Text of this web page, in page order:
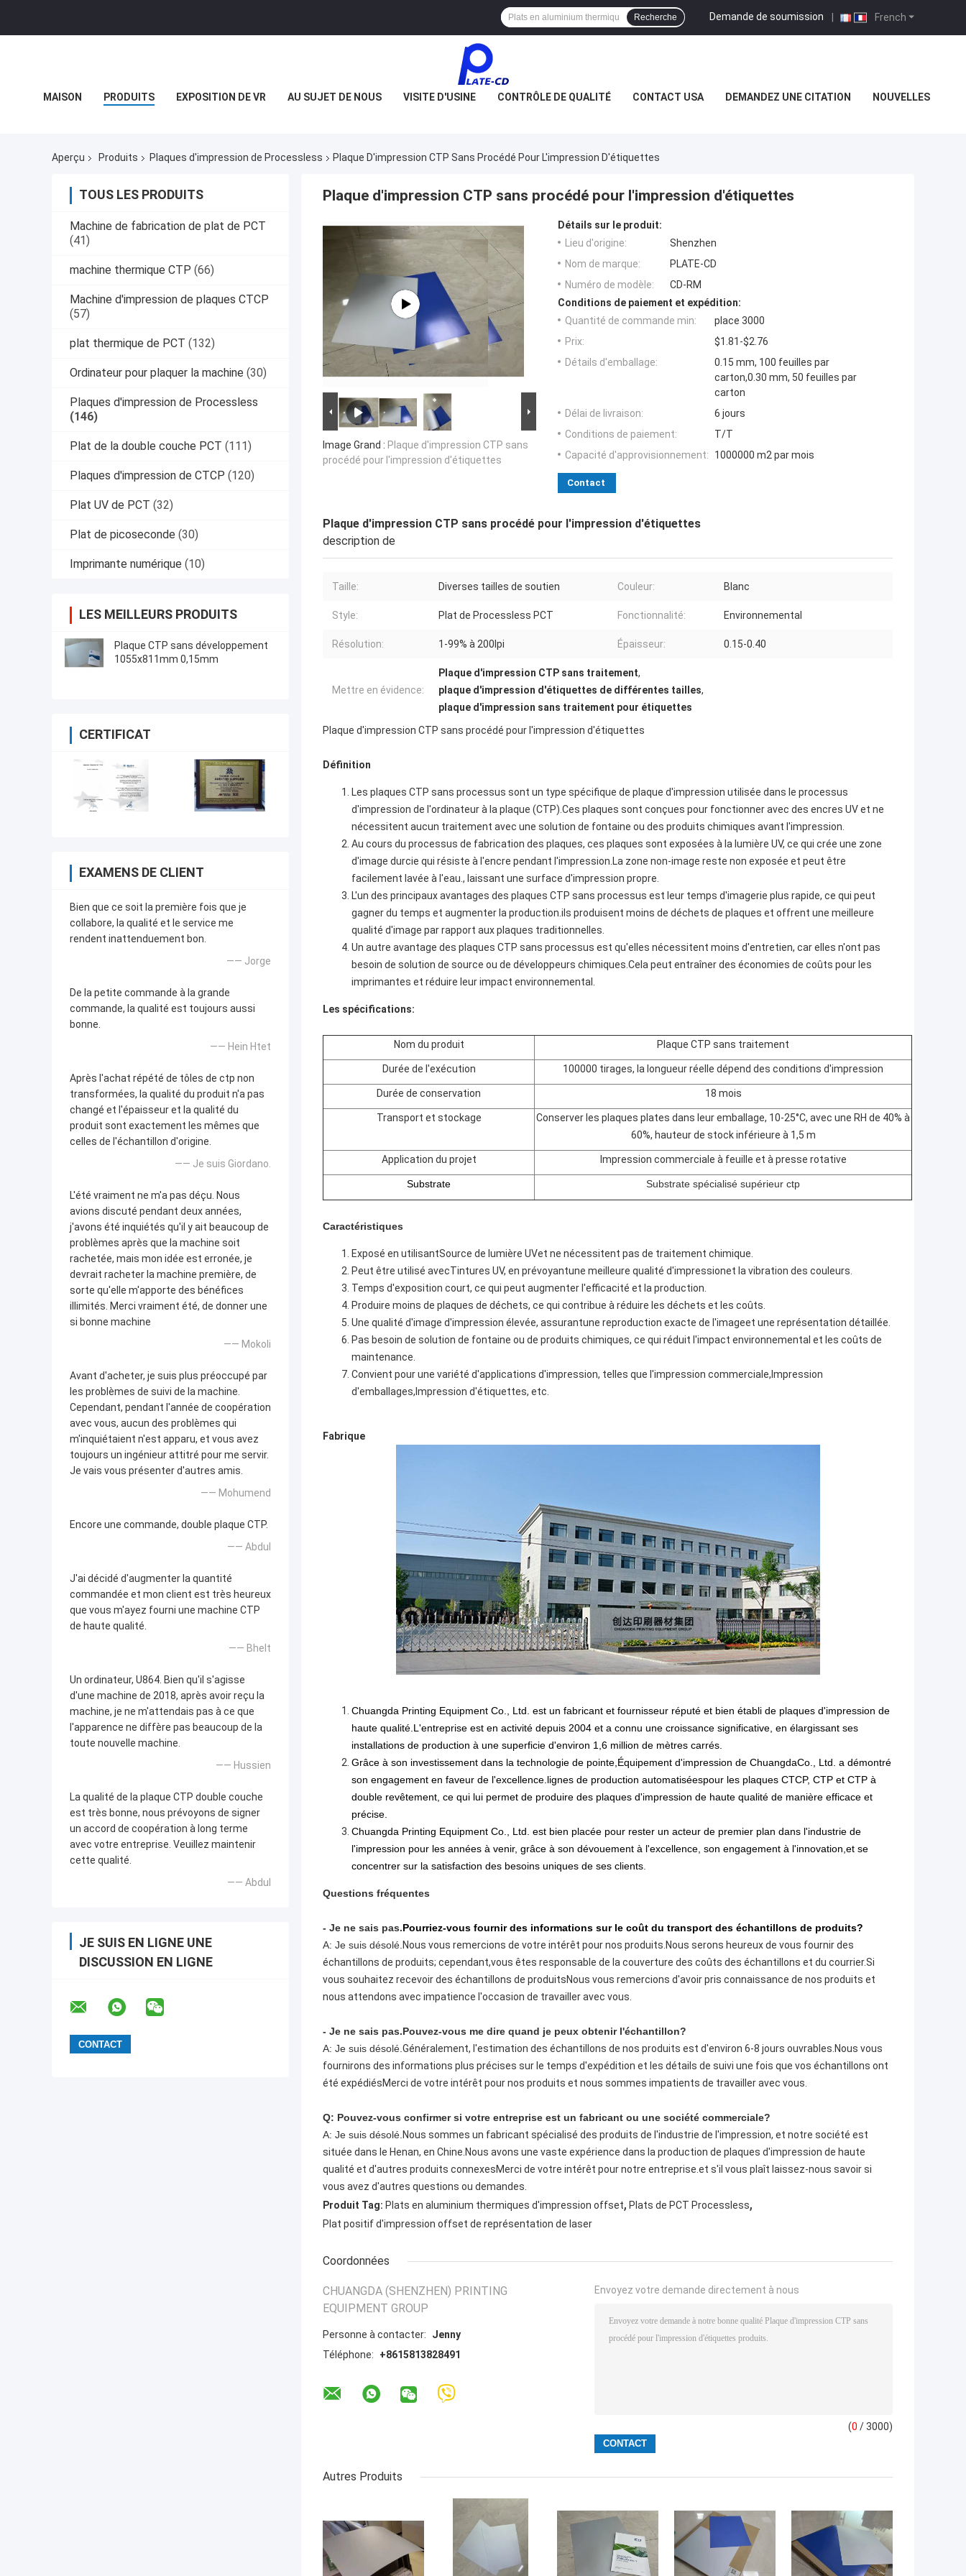
French
Demande de soumission |
Recherche
MAISON PRODUITS EXPOSITION DE VR AU SUJET DE NOUS VISITE D'USINE CONTRÔLE DE QUALITÉ CONTACT USA DEMANDEZ UNE CITATION NOUVELLES
Aperçu Produits Plaques d'impression de Processless Plaque D'impression CTP Sans Procédé Pour L'impression D'étiquettes
TOUS LES PRODUITS
Machine de fabrication de plat de PCT
(41)
machine thermique CTP (66)
Machine d'impression de plaques CTCP
(57)
plat thermique de PCT (132)
Ordinateur pour plaquer la machine (30)
Plaques d'impression de Processless
(146)
Plat de la double couche PCT (111)
Plaques d'impression de CTCP (120)
Plat UV de PCT (32)
Plat de picoseconde (30)
Imprimante numérique (10)
LES MEILLEURS PRODUITS
Plaque CTP sans développement
1055x811mm 0,15mm
CERTIFICAT
EXAMENS DE CLIENT
Bien que ce soit la première fois que je
collabore, la qualité et le service me
rendent inattenduement bon.
—— Jorge
De la petite commande à la grande
commande, la qualité est toujours aussi
bonne.
—— Hein Htet
Après l'achat répété de tôles de ctp non
transformées, la qualité du produit n'a pas
changé et l'épaisseur et la qualité du
produit sont exactement les mêmes que
celles de l'échantillon d'origine.
—— Je suis Giordano.
L'été vraiment ne m'a pas déçu. Nous
avions discuté pendant deux années,
j'avons été inquiétés qu'il y ait beaucoup de
problèmes après que la machine soit
rachetée, mais mon idée est erronée, je
devrait racheter la machine première, de
sorte qu'elle m'apporte des bénéfices
illimités. Merci vraiment été, de donner une
si bonne machine
—— Mokoli
Avant d'acheter, je suis plus préoccupé par
les problèmes de suivi de la machine.
Cependant, pendant l'année de coopération
avec vous, aucun des problèmes qui
m'inquiétaient n'est apparu, et vous avez
toujours un ingénieur attitré pour me servir.
Je vais vous présenter d'autres amis.
—— Mohumend
Encore une commande, double plaque CTP.
—— Abdul
J'ai décidé d'augmenter la quantité
commandée et mon client est très heureux
que vous m'ayez fourni une machine CTP
de haute qualité.
—— Bhelt
Un ordinateur, U864. Bien qu'il s'agisse
d'une machine de 2018, après avoir reçu la
machine, je ne m'attendais pas à ce que
l'apparence ne diffère pas beaucoup de la
toute nouvelle machine.
—— Hussien
La qualité de la plaque CTP double couche
est très bonne, nous prévoyons de signer
un accord de coopération à long terme
avec votre entreprise. Veuillez maintenir
cette qualité.
—— Abdul
JE SUIS EN LIGNE UNE
DISCUSSION EN LIGNE
Plaque d'impression CTP sans procédé pour l'impression d'étiquettes
Image Grand : Plaque d'impression CTP sans
procédé pour l'impression d'étiquettes
Détails sur le produit:
Lieu d'origine:
Shenzhen
Nom de marque:
PLATE-CD
Numéro de modèle:
CD-RM
Conditions de paiement et expédition:
Quantité de commande min:
place 3000
Prix:
$1.81-$2.76
Détails d'emballage:
0.15 mm, 100 feuilles par
carton,0.30 mm, 50 feuilles par
carton
Délai de livraison:
6 jours
Conditions de paiement:
T/T
Capacité d'approvisionnement:
1000000 m2 par mois
Contact
Plaque d'impression CTP sans procédé pour l'impression d'étiquettes
description de
Taille: Diverses tailles de soutien Couleur: Blanc
Style: Plat de Processless PCT Fonctionnalité: Environnemental
Résolution: 1-99% à 200lpi Épaisseur: 0.15-0.40
Mettre en évidence:
Plaque d'impression CTP sans traitement,
plaque d'impression d'étiquettes de différentes tailles,
plaque d'impression sans traitement pour étiquettes
Plaque d'impression CTP sans procédé pour l'impression d'étiquettes
Définition
Les plaques CTP sans processus sont un type spécifique de plaque d'impression utilisée dans le processus
d'impression de l'ordinateur à la plaque (CTP).Ces plaques sont conçues pour fonctionner avec des encres UV et ne
nécessitent aucun traitement avec une solution de fontaine ou des produits chimiques avant l'impression.
Au cours du processus de fabrication des plaques, ces plaques sont exposées à la lumière UV, ce qui crée une zone
d'image durcie qui résiste à l'encre pendant l'impression.La zone non-image reste non exposée et peut être
facilement lavée à l'eau., laissant une surface d'impression propre.
L'un des principaux avantages des plaques CTP sans processus est leur temps d'imagerie plus rapide, ce qui peut
gagner du temps et augmenter la production.ils produisent moins de déchets de plaques et offrent une meilleure
qualité d'image par rapport aux plaques traditionnelles.
Un autre avantage des plaques CTP sans processus est qu'elles nécessitent moins d'entretien, car elles n'ont pas
besoin de solution de source ou de développeurs chimiques.Cela peut entraîner des économies de coûts pour les
imprimantes et réduire leur impact environnemental.
Les spécifications:
Nom du produit Plaque CTP sans traitement
Durée de l'exécution 100000 tirages, la longueur réelle dépend des conditions d'impression
Durée de conservation 18 mois
Transport et stockage
Conserver les plaques plates dans leur emballage, 10-25°C, avec une RH de 40% à
60%, hauteur de stock inférieure à 1,5 m
Application du projet Impression commerciale à feuille et à presse rotative
Substrate Substrate spécialisé supérieur ctp
Caractéristiques
Exposé en utilisantSource de lumière UVet ne nécessitent pas de traitement chimique.
Peut être utilisé avecTintures UV, en prévoyantune meilleure qualité d'impressionet la vibration des couleurs.
Temps d'exposition court, ce qui peut augmenter l'efficacité et la production.
Produire moins de plaques de déchets, ce qui contribue à réduire les déchets et les coûts.
Une qualité d'image d'impression élevée, assurantune reproduction exacte de l'imageet une représentation détaillée.
Pas besoin de solution de fontaine ou de produits chimiques, ce qui réduit l'impact environnemental et les coûts de
maintenance.
Convient pour une variété d'applications d'impression, telles que l'impression commerciale, Impression
d'emballages, Impression d'étiquettes, etc.
Fabrique
Chuangda Printing Equipment Co., Ltd. est un fabricant et fournisseur réputé et bien établi de plaques d'impression de
haute qualité.L'entreprise est en activité depuis 2004 et a connu une croissance significative, en élargissant ses
installations de production à une superficie d'environ 1,6 million de mètres carrés.
Grâce à son investissement dans la technologie de pointe,Équipement d'impression de ChuangdaCo., Ltd. a démontré
son engagement en faveur de l'excellence.lignes de production automatiséespour les plaques CTCP, CTP et CTP à
double revêtement, ce qui lui permet de produire des plaques d'impression de haute qualité de manière efficace et
précise.
Chuangda Printing Equipment Co., Ltd. est bien placée pour rester un acteur de premier plan dans l'industrie de
l'impression pour les années à venir, grâce à son dévouement à l'excellence, son engagement à l'innovation,et se
concentrer sur la satisfaction des besoins uniques de ses clients.
Questions fréquentes
- Je ne sais pas.Pourriez-vous fournir des informations sur le coût du transport des échantillons de produits?
A: Je suis désolé.Nous vous remercions de votre intérêt pour nos produits.Nous serons heureux de vous fournir des
échantillons de produits; cependant,vous êtes responsable de la couverture des coûts des échantillons et du courrier.Si
vous souhaitez recevoir des échantillons de produitsNous vous remercions d'avoir pris connaissance de nos produits et
nous attendons avec impatience l'occasion de travailler avec vous.
- Je ne sais pas.Pouvez-vous me dire quand je peux obtenir l'échantillon?
A: Je suis désolé.Généralement, l'estimation des échantillons de nos produits est d'environ 6-8 jours ouvrables.Nous vous
fournirons des informations plus précises sur le temps d'expédition et les détails de suivi une fois que vos échantillons ont
été expédiésMerci de votre intérêt pour nos produits et nous sommes impatients de travailler avec vous.
Q: Pouvez-vous confirmer si votre entreprise est un fabricant ou une société commerciale?
A: Je suis désolé.Nous sommes un fabricant spécialisé des produits de l'industrie de l'impression, et notre société est
située dans le Henan, en Chine.Nous avons une vaste expérience dans la production de plaques d'impression de haute
qualité et d'autres produits connexesMerci de votre intérêt pour notre entreprise.et s'il vous plaît laissez-nous savoir si
vous avez d'autres questions ou demandes.
Produit Tag: Plats en aluminium thermiques d'impression offset, Plats de PCT Processless,
Plat positif d'impression offset de représentation de laser
Coordonnées
CHUANGDA (SHENZHEN) PRINTING
EQUIPMENT GROUP
Personne à contacter:
Jenny
Téléphone:
+8615813828491
Envoyez votre demande directement à nous
(0 / 3000)
Autres Produits